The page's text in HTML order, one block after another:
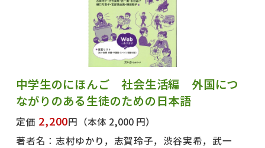
中学生のにほんご 社会生活編 外国につ
ながりのある生徒のための日本語
定価 2,200円 （本体 2,000 円）
著者名： 志村ゆかり，志賀玲子，渋谷実希，武一